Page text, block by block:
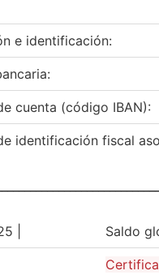
e identificación:
cuenta (código IBAN):
identificación fiscal
| Saldo